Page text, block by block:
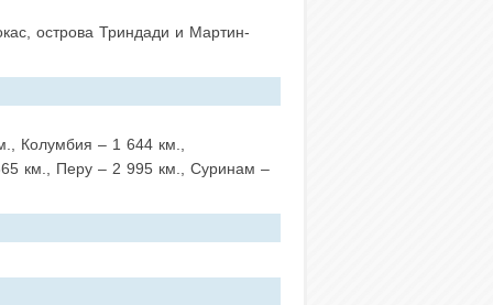
острова Триндади и Мартин-
Колумбия – 1 644 км.,
км., Перу – 2 995 км., Суринам –